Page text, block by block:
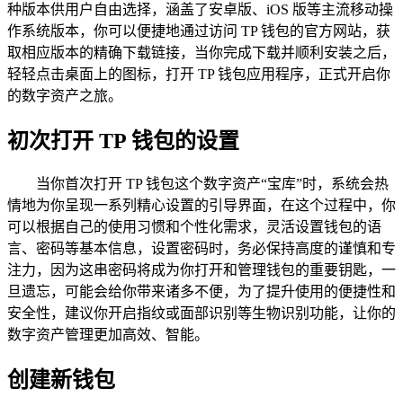
种版本供用户自由选择，涵盖了安卓版、iOS 版等主流移动操
作系统版本，你可以便捷地通过访问 TP 钱包的官方网站，获
取相应版本的精确下载链接，当你完成下载并顺利安装之后，
轻轻点击桌面上的图标，打开 TP 钱包应用程序，正式开启你
的数字资产之旅。
初次打开 TP 钱包的设置
当你首次打开 TP 钱包这个数字资产“宝库”时，系统会热
情地为你呈现一系列精心设置的引导界面，在这个过程中，你
可以根据自己的使用习惯和个性化需求，灵活设置钱包的语
言、密码等基本信息，设置密码时，务必保持高度的谨慎和专
注力，因为这串密码将成为你打开和管理钱包的重要钥匙，一
旦遗忘，可能会给你带来诸多不便，为了提升使用的便捷性和
安全性，建议你开启指纹或面部识别等生物识别功能，让你的
数字资产管理更加高效、智能。
创建新钱包